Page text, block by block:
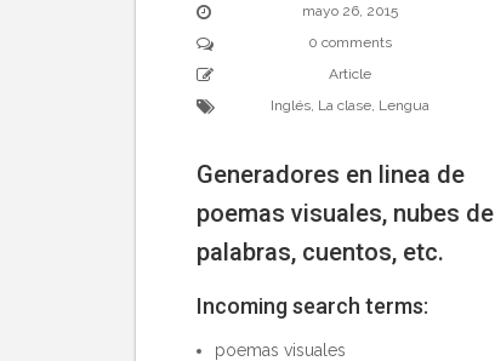
mayo 26, 2015
0 comments
Article
Inglés, La clase, Lengua
Generadores en linea de
poemas visuales, nubes de
palabras, cuentos, etc.
Incoming search terms:
poemas visuales